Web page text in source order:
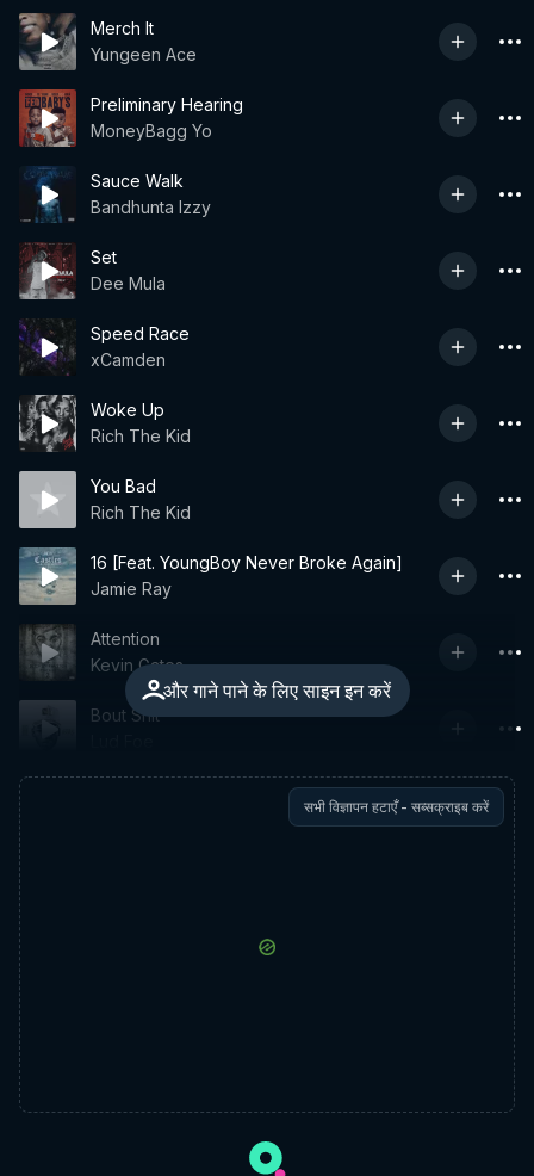
Merch It
Yungeen Ace
Preliminary Hearing
MoneyBagg Yo
Sauce Walk
Bandhunta Izzy
Set
Dee Mula
Speed Race
xCamden
Woke Up
Rich The Kid
You Bad
Rich The Kid
16 [Feat. YoungBoy Never Broke Again]
Jamie Ray
और गाने पाने के लिए साइन इन करें
Attention
Kevin Gates
Bout Shit
सभी विज्ञापन हटाएँ - सब्सक्राइब करें